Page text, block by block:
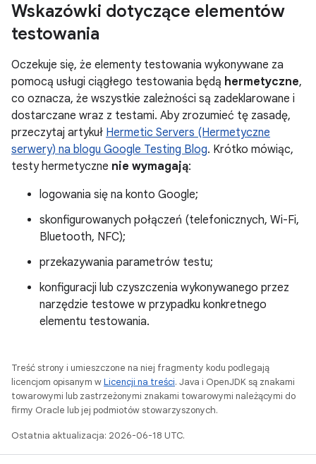
Wskazówki dotyczące elementów
testowania
Oczekuje się, że elementy testowania wykonywane za
pomocą usługi ciągłego testowania będą hermetyczne,
co oznacza, że wszystkie zależności są zadeklarowane i
dostarczane wraz z testami. Aby zrozumieć tę zasadę,
przeczytaj artykuł Hermetic Servers (Hermetyczne
serwery) na blogu Google Testing Blog. Krótko mówiąc,
testy hermetyczne nie wymagają:
logowania się na konto Google;
skonfigurowanych połączeń (telefonicznych, Wi-Fi,
Bluetooth, NFC);
przekazywania parametrów testu;
konfiguracji lub czyszczenia wykonywanego przez
narzędzie testowe w przypadku konkretnego
elementu testowania.
Treść strony i umieszczone na niej fragmenty kodu podlegają
licencjom opisanym wLicencji na treści. Java i OpenJDK są znakami
towarowymi lub zastrzeżonymi znakami towarowymi należącymi do
firmy Oracle lub jej podmiotów stowarzyszonych.
Ostatnia aktualizacja: 2026-06-18 UTC.